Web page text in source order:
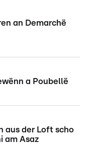
an Demarchë
a Poubellë
aus der Loft scho
am Asaz